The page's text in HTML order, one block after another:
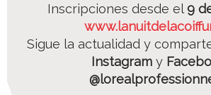
Inscripciones desde el9
Sigue la actualidad y
Instagramy